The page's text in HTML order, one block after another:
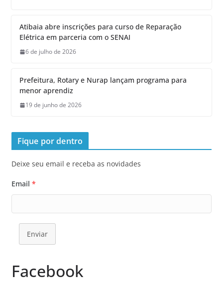
Atibaia abre inscrições para curso de Reparação
Elétrica em parceria com o SENAI
6 de julho de 2026
Prefeitura, Rotary e Nurap lançam programa para
menor aprendiz
19 de junho de 2026
Fique por dentro
Deixe seu email e receba as novidades
Email *
Enviar
Facebook